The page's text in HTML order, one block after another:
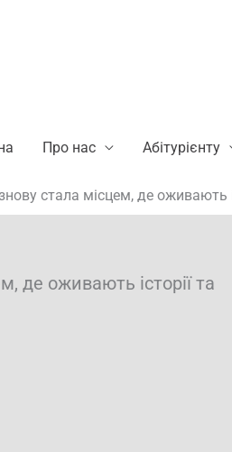
Про нас Абітурієнту
стала місцем, де
де оживають історії та